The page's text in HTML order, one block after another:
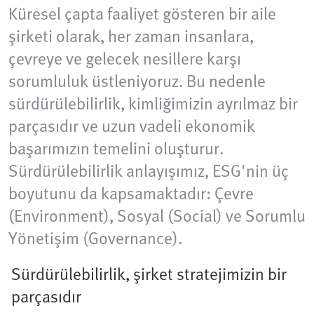
Küresel çapta faaliyet gösteren bir aile
şirketi olarak, her zaman insanlara,
çevreye ve gelecek nesillere karşı
sorumluluk üstleniyoruz. Bu nedenle
sürdürülebilirlik, kimliğimizin ayrılmaz bir
parçasıdır ve uzun vadeli ekonomik
başarımızın temelini oluşturur.
Sürdürülebilirlik anlayışımız, ESG'nin üç
boyutunu da kapsamaktadır: Çevre
(Environment), Sosyal (Social) ve Sorumlu
Yönetişim (Governance).
Sürdürülebilirlik, şirket stratejimizin bir
parçasıdır